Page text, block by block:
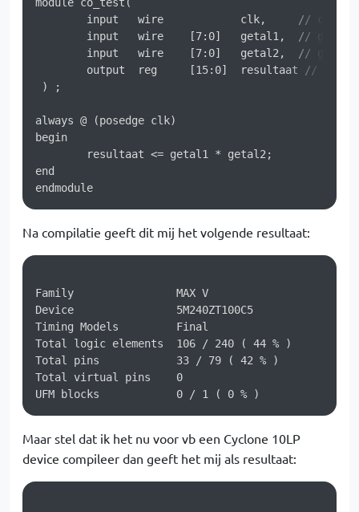
) ;
always @ (posedge clk)
begin
end
endmodule
Na compilatie geeft dit mij het volgende resultaat:
Family                MAX V
Device	              5M240ZT100C5
Timing Models	      Final
Total logic elements  106 / 240 ( 44 % )
Total pins	      33 / 79 ( 42 % )
Total virtual pins    0
Maar stel dat ik het nu voor vb een Cyclone 10LP
device compileer dan geeft het mij als resultaat: